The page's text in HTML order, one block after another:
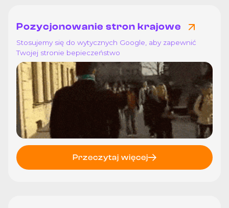
Pozycjonowanie stron krajowe
Stosujemy się do wytycznych Google, aby zapewnić
Twojej stronie bepieczeństwo
Przeczytaj więcej